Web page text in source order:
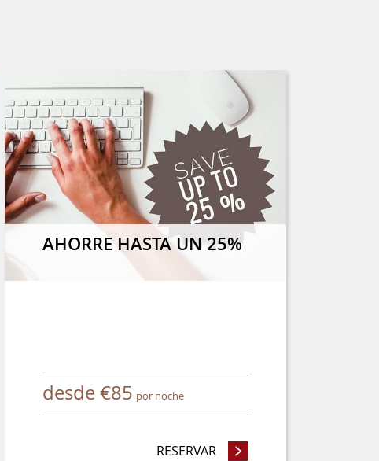
4 NOCHES O MÁS Y AHORRE UN 8%
AHORRE HASTA UN 25%
desde€85 por noche
RESERVAR - AHORRE HASTA UN 25%